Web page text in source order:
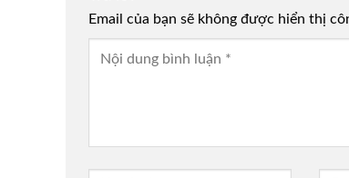
Email của bạn sẽ không được hiển thị
Alternative: